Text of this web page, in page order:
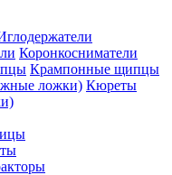
Коронкосниматели
Крампонные щипцы
Кюреты